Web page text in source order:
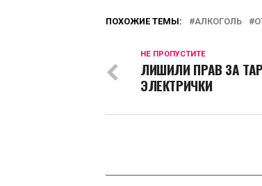
ПОХОЖИЕ ТЕМЫ: АЛКОГОЛЬ
НЕ ПРОПУСТИТЕ
ЛИШИЛИ ПРАВ ЗА
ЭЛЕКТРИЧКИ